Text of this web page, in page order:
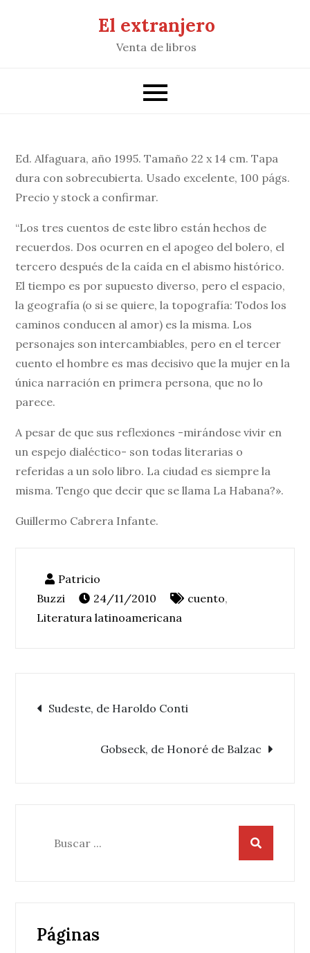
El extranjero
Venta de libros
Ed. Alfaguara, año 1995. Tamaño 22 x 14 cm. Tapa
dura con sobrecubierta. Usado excelente, 100 págs.
Precio y stock a confirmar.
“Los tres cuentos de este libro están hechos de
recuerdos. Dos ocurren en el apogeo del bolero, el
tercero después de la caída en el abismo histórico.
El tiempo es por supuesto diverso, pero el espacio,
la geografía (o si se quiere, la topografía: Todos los
caminos conducen al amor) es la misma. Los
personajes son intercambiables, pero en el tercer
cuento el hombre es mas decisivo que la mujer en la
única narración en primera persona, que no lo
parece.
A pesar de que sus reflexiones -mirándose vivir en
un espejo dialéctico- son todas literarias o
referidas a un solo libro. La ciudad es siempre la
misma. Tengo que decir que se llama La Habana?».
Guillermo Cabrera Infante.
24/11/2010 cuento,
Literatura latinoamericana
Navegación
Sudeste, de Haroldo Conti
Gobseck, de Honoré de Balzac
Páginas